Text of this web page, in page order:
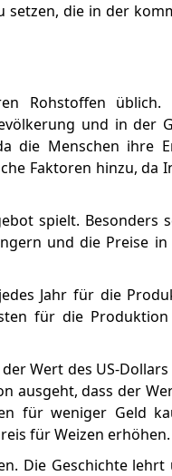
setzen, die in der
Rohstoffen üblich.
und in der
die Menschen ihre
Faktoren hinzu, da
spielt. Besonders
und die Preise in
Jahr für die
für die
Wert des US-
ausgeht, dass der
für weniger Geld
für Weizen erhöhen.
Die Geschichte lehrt